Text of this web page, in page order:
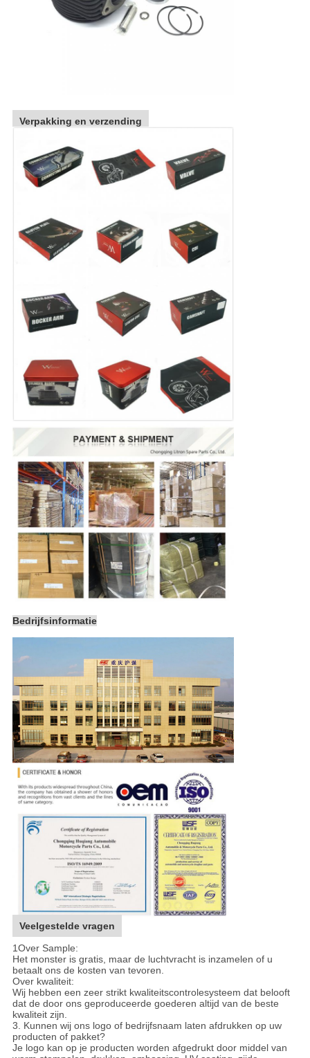
Verpakking en verzending
Bedrijfsinformatie
Veelgestelde vragen
1Over Sample:
Het monster is gratis, maar de luchtvracht is inzamelen of u
betaalt ons de kosten van tevoren.
Over kwaliteit:
Wij hebben een zeer strikt kwaliteitscontrolesysteem dat belooft
dat de door ons geproduceerde goederen altijd van de beste
kwaliteit zijn.
3. Kunnen wij ons logo of bedrijfsnaam laten afdrukken op uw
producten of pakket?
Je logo kan op je producten worden afgedrukt door middel van